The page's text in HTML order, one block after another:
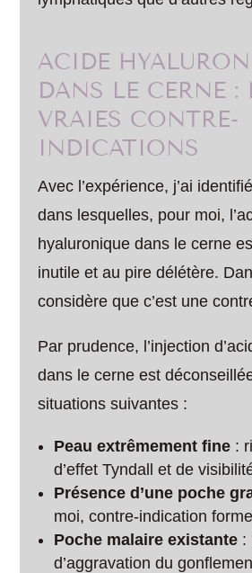
ACIDE
DANS LE CERNE :
VRAIES CONTRE-
INDICATIONS
Avec l’expérience, j’ai
dans lesquelles, pour moi,
hyaluronique dans le cerne
inutile et au pire délétère.
considère que c’est une
Par prudence, l’injection
dans le cerne est
situations suivantes :
Peau extrêmement fine :
d’effet Tyndall et de
Présence d’une poche
moi, contre-indication
Poche malaire existante :
d’aggravation du